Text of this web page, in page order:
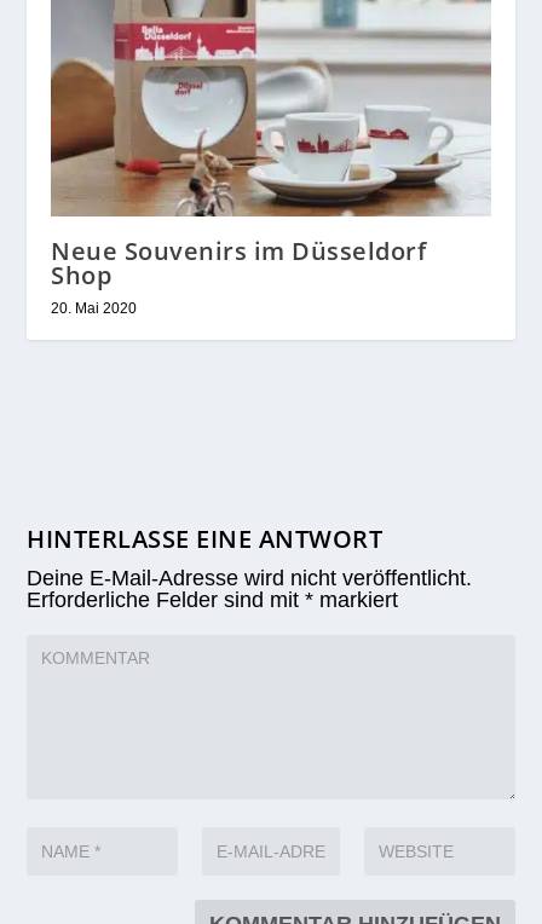
Neue Souvenirs im Düsseldorf
Shop
20. Mai 2020
HINTERLASSE EINE ANTWORT
Deine E-Mail-Adresse wird nicht veröffentlicht.
Erforderliche Felder sind mit* markiert